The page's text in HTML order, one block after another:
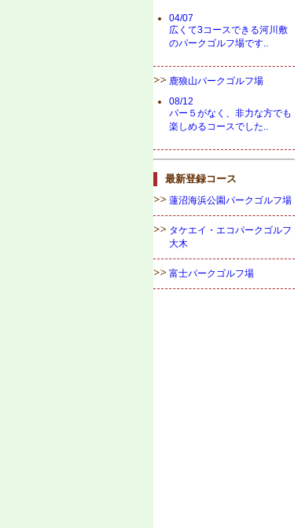
04/07
広くて3コースできる河川敷
のパークゴルフ場です..
鹿狼山パークゴルフ場
08/12
パー５がなく、非力な方でも
楽しめるコースでした..
最新登録コース
蓮沼海浜公園パークゴルフ場
タケエイ・エコパークゴルフ
大木
富士パークゴルフ場